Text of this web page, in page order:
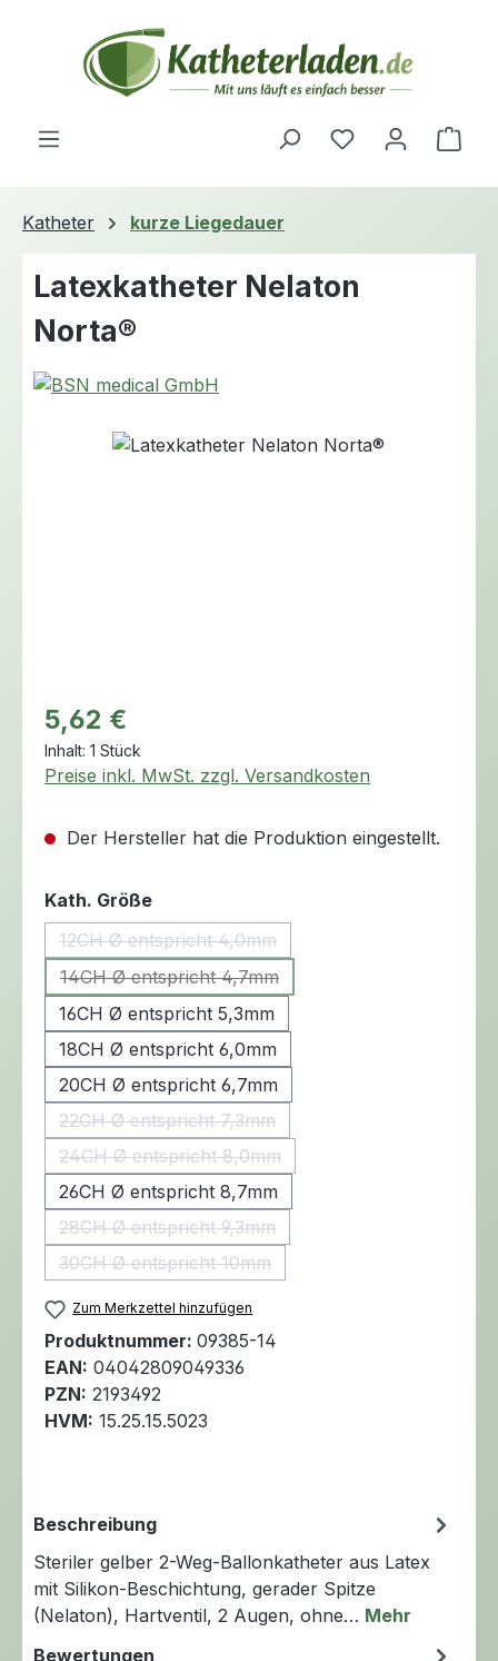
Zum Hauptinhalt springen
Du hast 0
Katheter kurze Liegedauer
Latexkatheter Nelaton
Norta®
Bildergalerie überspringen
Regulärer Preis:
5,62 €
Inhalt: 1 Stück
Preise inkl. MwSt. zzgl. Versandkosten
Der Hersteller hat die Produktion eingestellt.
Kath. Größeauswählen
12CH Ø entspricht 4,0mm
(Diese Option ist zurzeit nicht verfügbar.)
14CH Ø entspricht 4,7mm
(Diese Option ist zurzeit nicht verfügbar.)
16CH Ø entspricht 5,3mm
18CH Ø entspricht 6,0mm
20CH Ø entspricht 6,7mm
22CH Ø entspricht 7,3mm
(Diese Option ist zurzeit nicht verfügbar.)
24CH Ø entspricht 8,0mm
(Diese Option ist zurzeit nicht verfügbar.)
26CH Ø entspricht 8,7mm
28CH Ø entspricht 9,3mm
(Diese Option ist zurzeit nicht verfügbar.)
30CH Ø entspricht 10mm
(Diese Option ist zurzeit nicht verfügbar.)
Zum Merkzettel hinzufügen
Produktnummer: 09385-14
EAN: 04042809049336
PZN: 2193492
HVM: 15.25.15.5023
Beschreibung
Steriler gelber 2-Weg-Ballonkatheter aus Latex
mit Silikon-Beschichtung, gerader Spitze
(Nelaton), Hartventil, 2 Augen, ohne… Mehr
Bewertungen